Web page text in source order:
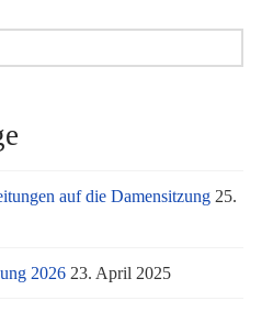
auf die Damensitzung 25.
2026 23. April 2025